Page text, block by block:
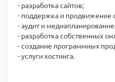
- разработка сайтов;
- поддержка и продвижение
- аудит и
- разработка собственных
- создание программных
- услуги хостинга.